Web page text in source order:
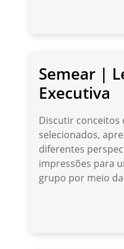
Semear |
Executiva
Discutir conceitos
selecionados,
diferentes
impressões para
grupo por meio